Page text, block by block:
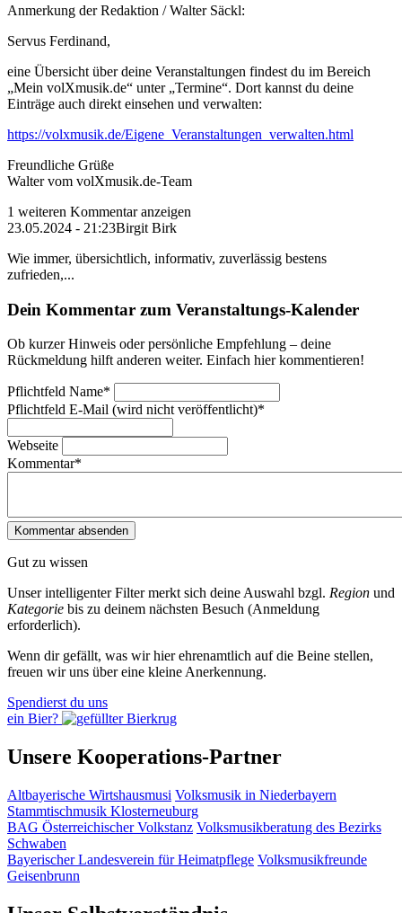
Anmerkung der Redaktion /Walter Säckl:
Servus Ferdinand,
eine Übersicht über deine Veranstaltungen findest du im Bereich
„Mein volXmusik.de“ unter „Termine“. Dort kannst du deine
Einträge auch direkt einsehen und verwalten:
https://volxmusik.de/Eigene_Veranstaltungen_verwalten.html
Freundliche Grüße
Walter vom volXmusik.de-Team
1 weiteren Kommentar anzeigen
23.05.2024 - 21:23Birgit Birk
Wie immer, übersichtlich, informativ, zuverlässig bestens
zufrieden,...
Dein Kommentar zum Veranstaltungs-Kalender
Ob kurzer Hinweis oder persönliche Empfehlung – deine
Rückmeldung hilft anderen weiter. Einfach hier kommentieren!
Pflichtfeld Name*
Pflichtfeld E-Mail (wird nicht veröffentlicht)*
Webseite
Kommentar*
Gut zu wissen
Unser intelligenter Filter merkt sich deine Auswahl bzgl. Region und
Kategorie bis zu deinem nächsten Besuch (Anmeldung
erforderlich).
Wenn dir gefällt, was wir hier ehrenamtlich auf die Beine stellen,
freuen wir uns über eine kleine Anerkennung.
Spendierst du uns
ein Bier?
Unsere Kooperations-Partner
Altbayerische Wirtshausmusi Volksmusik in Niederbayern
Stammtischmusik Klosterneuburg
BAG Österreichischer Volkstanz Volksmusikberatung des Bezirks
Schwaben
Bayerischer Landesverein für Heimatpflege Volksmusikfreunde
Geisenbrunn